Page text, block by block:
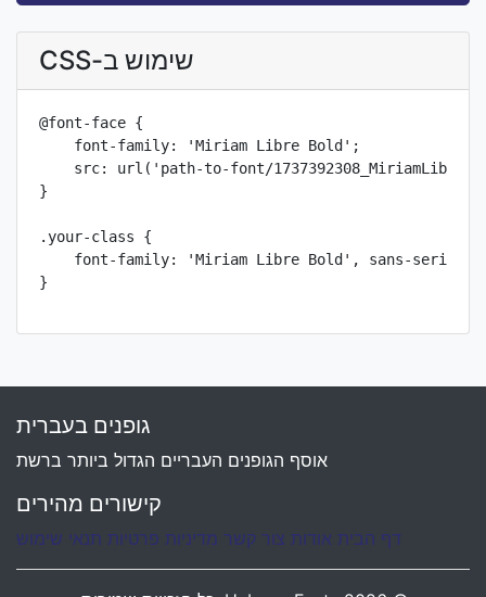
שימוש ב-CSS
@font-face {
    font-family: 'Miriam Libre Bold';
src: url('path-to-font/1737392308_MiriamLibre-
}
.your-class {
    font-family: 'Miriam Libre Bold', sans-serif;
}
גופנים בעברית
אוסף הגופנים העבריים הגדול ביותר ברשת
קישורים מהירים
דף הבית אודות צור קשר מדיניות פרטיות תנאי שימוש